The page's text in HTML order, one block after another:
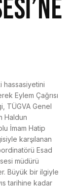
hassasiyetini
Eylem Çağrısı
TÜGVA Genel
Haldun
İmam Hatip
karşılanan
Esad
müdürü
Büyük bir ilgiyle
tarihine kadar